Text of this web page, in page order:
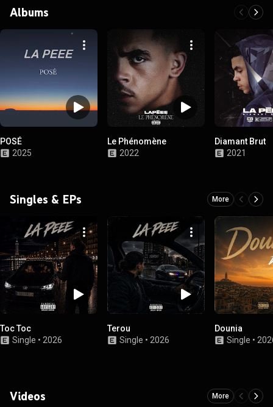
Albums
POSÉ
2025
Le Phénomène
2022
Diamant Brut
2021
Singles & EPs More
Toc Toc
Single • 2026
Terou
Single • 2026
Dounia
Single •
Videos More